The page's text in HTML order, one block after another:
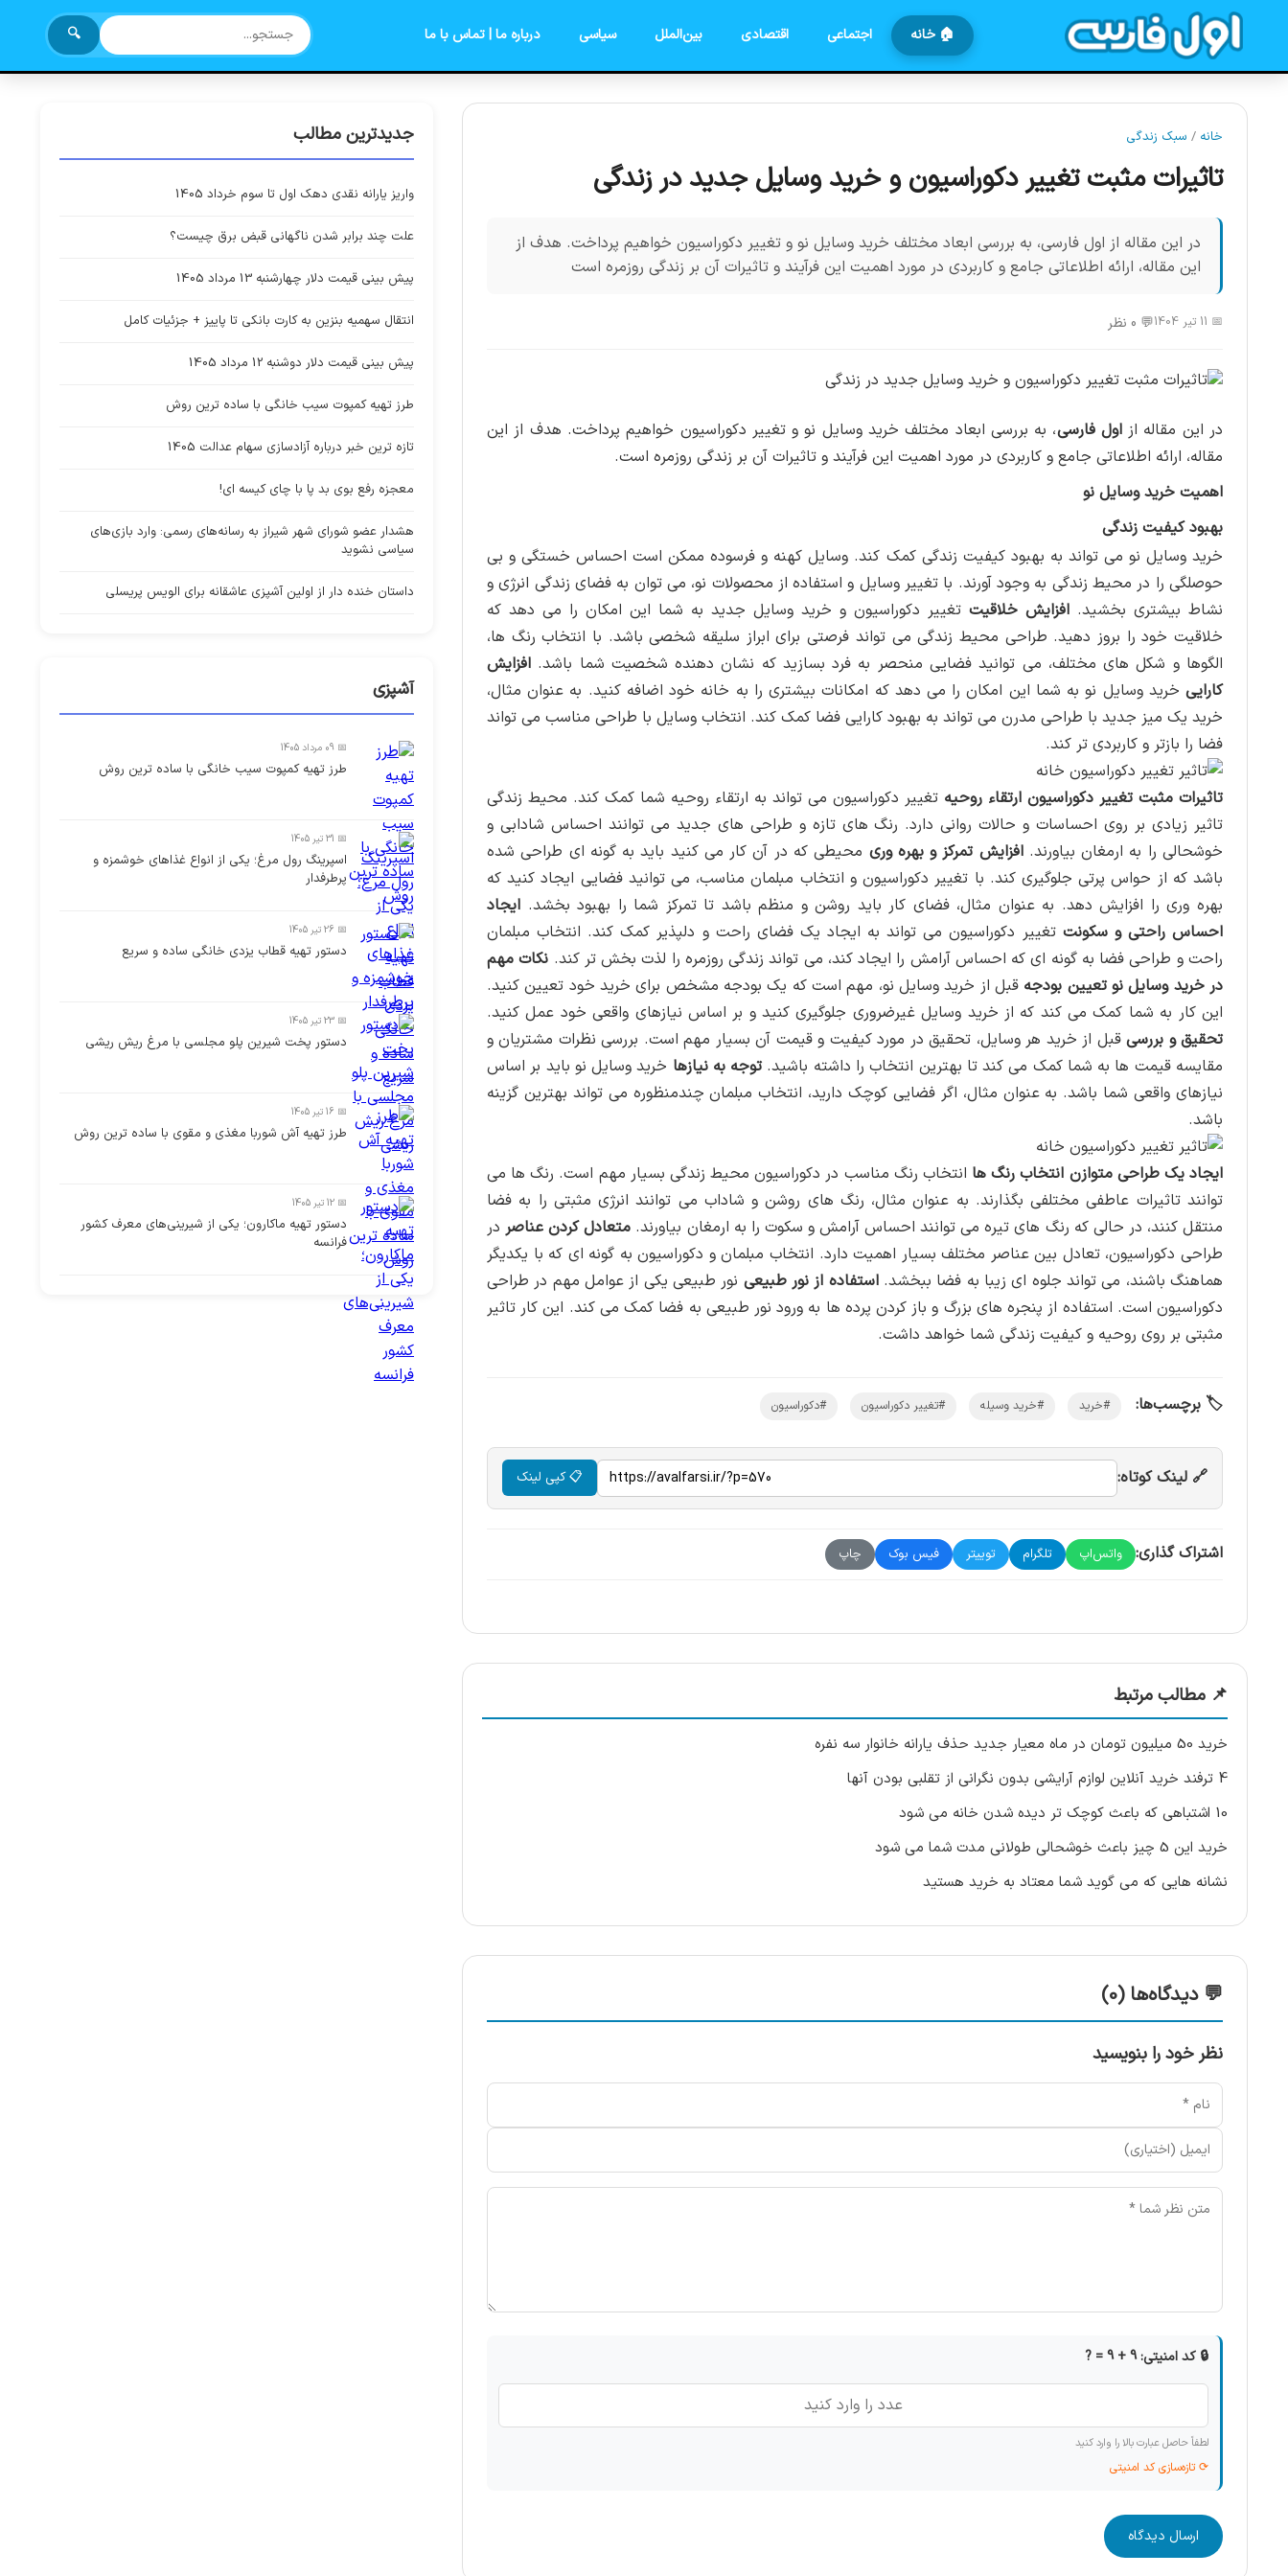
🏠 خانه اجتماعی اقتصادی بین‌الملل سیاسی درباره ما | تماس با ما 🔍
خانه / سبک زندگی
تاثیرات مثبت تغییر دکوراسیون و خرید وسایل جدید در زندگی
در این مقاله از اول فارسی، به بررسی ابعاد مختلف خرید وسایل نو و تغییر دکوراسیون خواهیم پرداخت. هدف از
این مقاله، ارائه اطلاعاتی جامع و کاربردی در مورد اهمیت این فرآیند و تاثیرات آن بر زندگی روزمره است
📅 11 تیر 1404 💬 0 نظر
در این مقاله ازاول فارسی، به بررسی ابعاد مختلف خرید وسایل نو و تغییر دکوراسیون خواهیم پرداخت. هدف از این
مقاله، ارائه اطلاعاتی جامع و کاربردی در مورد اهمیت این فرآیند و تاثیرات آن بر زندگی روزمره است.
اهمیت خرید وسایل نو
بهبود کیفیت زندگی
خرید وسایل نو می تواند به بهبود کیفیت زندگی کمک کند. وسایل کهنه و فرسوده ممکن است احساس خستگی و بی
حوصلگی را در محیط زندگی به وجود آورند. با تغییر وسایل و استفاده از محصولات نو، می توان به فضای زندگی انرژی و
نشاط بیشتری بخشید. افزایش خلاقیت تغییر دکوراسیون و خرید وسایل جدید به شما این امکان را می دهد که
خلاقیت خود را بروز دهید. طراحی محیط زندگی می تواند فرصتی برای ابراز سلیقه شخصی باشد. با انتخاب رنگ ها،
الگوها و شکل های مختلف، می توانید فضایی منحصر به فرد بسازید که نشان دهنده شخصیت شما باشد. افزایش
کارایی خرید وسایل نو به شما این امکان را می دهد که امکانات بیشتری را به خانه خود اضافه کنید. به عنوان مثال،
خرید یک میز جدید با طراحی مدرن می تواند به بهبود کارایی فضا کمک کند. انتخاب وسایل با طراحی مناسب می تواند
فضا را بازتر و کاربردی تر کند.
تاثیرات مثبت تغییر دکوراسیون ارتقاء روحیه تغییر دکوراسیون می تواند به ارتقاء روحیه شما کمک کند. محیط زندگی
تاثیر زیادی بر روی احساسات و حالات روانی دارد. رنگ های تازه و طراحی های جدید می توانند احساس شادابی و
خوشحالی را به ارمغان بیاورند.افزایش تمرکز و بهره وری محیطی که در آن کار می کنید باید به گونه ای طراحی شده
باشد که از حواس پرتی جلوگیری کند. با تغییر دکوراسیون و انتخاب مبلمان مناسب، می توانید فضایی ایجاد کنید که
بهره وری را افزایش دهد. به عنوان مثال، فضای کار باید روشن و منظم باشد تا تمرکز شما را بهبود بخشد. ایجاد
احساس راحتی و سکونت تغییر دکوراسیون می تواند به ایجاد یک فضای راحت و دلپذیر کمک کند. انتخاب مبلمان
راحت و طراحی فضا به گونه ای که احساس آرامش را ایجاد کند، می تواند زندگی روزمره را لذت بخش تر کند. نکات مهم
در خرید وسایل نو تعیین بودجه قبل از خرید وسایل نو، مهم است که یک بودجه مشخص برای خرید خود تعیین کنید.
این کار به شما کمک می کند که از خرید وسایل غیرضروری جلوگیری کنید و بر اساس نیازهای واقعی خود عمل کنید.
تحقیق و بررسیقبل از خرید هر وسایل، تحقیق در مورد کیفیت و قیمت آن بسیار مهم است. بررسی نظرات مشتریان و
مقایسه قیمت ها به شما کمک می کند تا بهترین انتخاب را داشته باشید.توجه به نیازها خرید وسایل نو باید بر اساس
نیازهای واقعی شما باشد. به عنوان مثال، اگر فضایی کوچک دارید، انتخاب مبلمان چندمنظوره می تواند بهترین گزینه
باشد.
ایجاد یک طراحی متوازن انتخاب رنگ ها انتخاب رنگ مناسب در دکوراسیون محیط زندگی بسیار مهم است. رنگ ها می
توانند تاثیرات عاطفی مختلفی بگذارند. به عنوان مثال، رنگ های روشن و شاداب می توانند انرژی مثبتی را به فضا
منتقل کنند، در حالی که رنگ های تیره می توانند احساس آرامش و سکوت را به ارمغان بیاورند. متعادل کردن عناصردر
طراحی دکوراسیون، تعادل بین عناصر مختلف بسیار اهمیت دارد. انتخاب مبلمان و دکوراسیون به گونه ای که با یکدیگر
هماهنگ باشند، می تواند جلوه ای زیبا به فضا ببخشد.استفاده از نور طبیعی نور طبیعی یکی از عوامل مهم در طراحی
دکوراسیون است. استفاده از پنجره های بزرگ و باز کردن پرده ها به ورود نور طبیعی به فضا کمک می کند. این کار تاثیر
مثبتی بر روی روحیه و کیفیت زندگی شما خواهد داشت.
🏷️ برچسب‌ها: #خرید #خرید وسیله #تغییر دکوراسیون #دکوراسیون
🔗 لینک کوتاه: 📋 کپی لینک
اشتراک گذاری: واتس‌اپ تلگرام توییتر فیس بوک چاپ
📌 مطالب مرتبط
خرید 50 میلیون تومان در ماه معیار جدید حذف یارانه خانوار سه نفره
4 ترفند خرید آنلاین لوازم آرایشی بدون نگرانی از تقلبی بودن آنها
10 اشتباهی که باعث کوچک تر دیده شدن خانه می شود
خرید این 5 چیز باعث خوشحالی طولانی مدت شما می شود
نشانه هایی که می گوید شما معتاد به خرید هستید
💬 دیدگاه‌ها (0)
نظر خود را بنویسید
🔒 کد امنیتی: 9 + 9 = ?
لطفاً حاصل عبارت بالا را وارد کنید
⟳ تازه‌سازی کد امنیتی
ارسال دیدگاه
جدیدترین مطالب
واریز یارانه نقدی دهک اول تا سوم خرداد 1405
علت چند برابر شدن ناگهانی قبض برق چیست؟
پیش بینی قیمت دلار چهارشنبه 13 مرداد 1405
انتقال سهمیه بنزین به کارت بانکی تا پاییز + جزئیات کامل
پیش بینی قیمت دلار دوشنبه 12 مرداد 1405
طرز تهیه کمپوت سیب خانگی با ساده ترین روش
تازه ترین خبر درباره آزادسازی سهام عدالت 1405
معجزه رفع بوی بد پا با چای کیسه ای!
هشدار عضو شورای شهر شیراز به رسانه‌های رسمی: وارد بازی‌های
سیاسی نشوید
داستان خنده دار از اولین آشپزی عاشقانه برای الویس پریسلی
آشپزی
📅 09 مرداد 1405
طرز تهیه کمپوت سیب خانگی با ساده ترین روش
📅 31 تیر 1405
اسپرینگ رول مرغ؛ یکی از انواع غذاهای خوشمزه و
پرطرفدار
📅 26 تیر 1405
دستور تهیه قطاب یزدی خانگی ساده و سریع
📅 23 تیر 1405
دستور پخت شیرین پلو مجلسی با مرغ ریش ریشی
📅 16 تیر 1405
طرز تهیه آش شوربا مغذی و مقوی با ساده ترین روش
📅 12 تیر 1405
دستور تهیه ماکارون؛ یکی از شیرینی‌های معرف کشور
فرانسه